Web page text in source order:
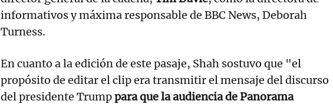
informativos y máxima responsable de BBC News, Deborah
Turness.
En cuanto a la edición de este pasaje, Shah sostuvo que "el
propósito de editar el clip era transmitir el mensaje del discurso
del presidente Trumppara que la audiencia de Panorama